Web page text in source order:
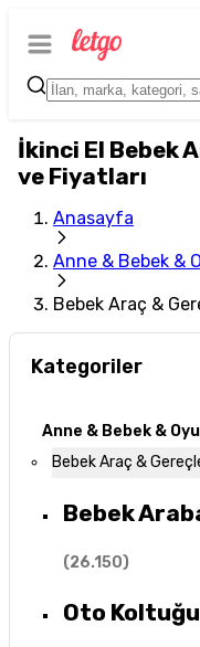
İkinci El Bebek
ve Fiyatları
Anasayfa
Anne & Bebek &
Bebek Araç &
Kategoriler
Anne & Bebek &
Bebek Araç &
Bebek
(26.150)
Oto Koltuğu